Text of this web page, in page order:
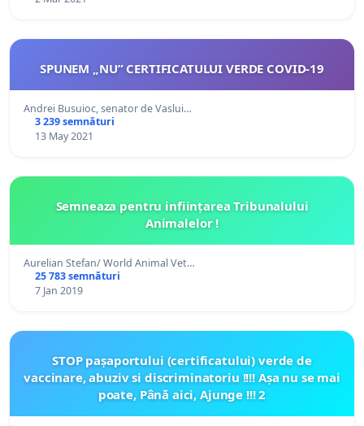
SPUNEM „NU” CERTIFICATULUI VERDE COVID-19
Andrei Busuioc, senator de Vaslui…
3 239 semnături
13 May 2021
Semneaza pentru inființarea Tribunalului
Animalelor !
Aurelian Stefan/ World Animal Vet…
25 783 semnături
7 Jan 2019
STOP pașaportului (certificatului) verde de
vaccinare, abuziv si discriminatoriu !!!! Așa nu se mai
poate, Până aici, Ajunge !!! 2